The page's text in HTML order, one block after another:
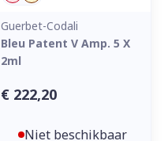
Guerbet-Codali
Bleu Patent V Amp. 5 X
2ml
€ 222,20
Niet beschikbaar